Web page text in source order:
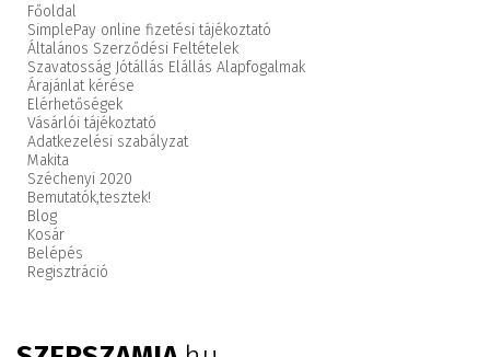
Főoldal
SimplePay online fizetési tájékoztató
Általános Szerződési Feltételek
Szavatosság Jótállás Elállás Alapfogalmak
Árajánlat kérése
Elérhetőségek
Vásárlói tájékoztató
Adatkezelési szabályzat
Makita
Széchenyi 2020
Bemutatók,tesztek!
Blog
Kosár
Belépés
Regisztráció